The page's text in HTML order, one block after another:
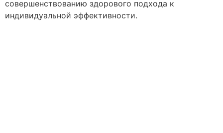
совершенствованию здорового подхода к
индивидуальной эффективности.